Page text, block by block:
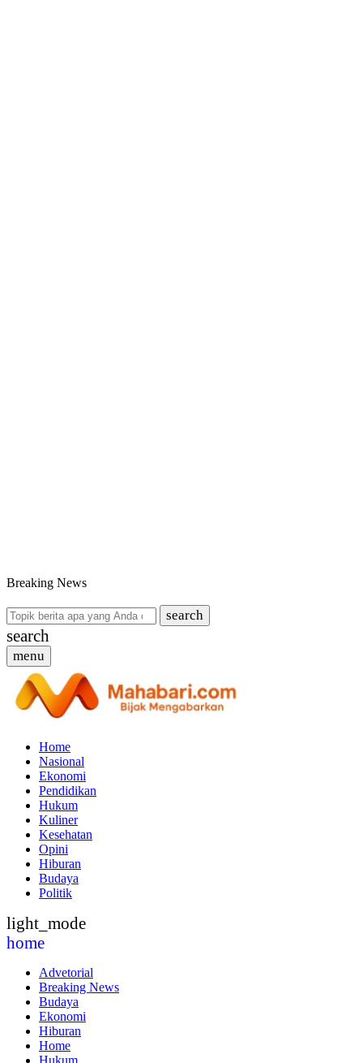
Breaking News
search
search
menu
Home
Nasional
Ekonomi
Pendidikan
Hukum
Kuliner
Kesehatan
Opini
Hiburan
Budaya
Politik
light_mode
home
Advetorial
Breaking News
Budaya
Ekonomi
Hiburan
Home
Hukum